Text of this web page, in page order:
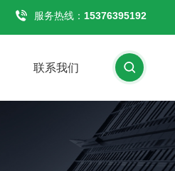
服务热线： 15376395192
联系我们